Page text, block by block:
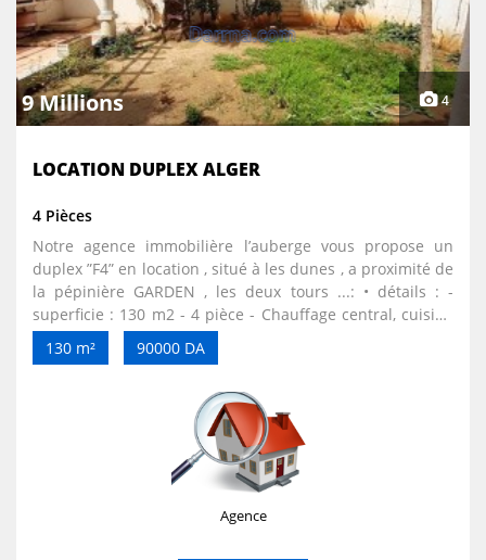
9 Millions 4
LOCATION DUPLEX ALGER
4 Pièces
Notre agence immobilière l’auberge vous propose un
duplex ”F4” en location , situé à les dunes , a proximité de
la pépinière GARDEN , les deux tours ...: • détails : -
superficie : 130 m2 - 4 pièce - Chauffage central, cuisine
équipée - jardin - garage • prix : 90 000 DA ( 9 millions)
négociable. • pour plus d’info ou organiser une visite
130 m² 90000 DA
Agence